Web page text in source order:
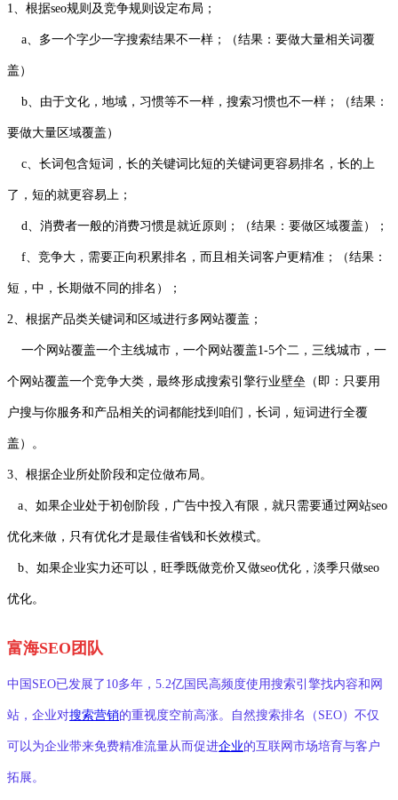
1、根据seo规则及竞争规则设定布局；
a、多一个字少一字搜索结果不一样；（结果：要做大量相关词覆
盖）
b、由于文化，地域，习惯等不一样，搜索习惯也不一样；（结果：
要做大量区域覆盖）
c、长词包含短词，长的关键词比短的关键词更容易排名，长的上
了，短的就更容易上；
d、消费者一般的消费习惯是就近原则；（结果：要做区域覆盖）；
f、竞争大，需要正向积累排名，而且相关词客户更精准；（结果：
短，中，长期做不同的排名）；
2、根据产品类关键词和区域进行多网站覆盖；
一个网站覆盖一个主线城市，一个网站覆盖1-5个二，三线城市，一
个网站覆盖一个竞争大类，最终形成搜索引擎行业壁垒（即：只要用
户搜与你服务和产品相关的词都能找到咱们，长词，短词进行全覆
盖）。
3、根据企业所处阶段和定位做布局。
a、如果企业处于初创阶段，广告中投入有限，就只需要通过网站seo
优化来做，只有优化才是最佳省钱和长效模式。
b、如果企业实力还可以，旺季既做竞价又做seo优化，淡季只做seo
优化。
富海SEO团队
中国SEO已发展了10多年，5.2亿国民高频度使用搜索引擎找内容和网
站，企业对搜索营销的重视度空前高涨。自然搜索排名（SEO）不仅
可以为企业带来免费精准流量从而促进企业的互联网市场培育与客户
拓展。